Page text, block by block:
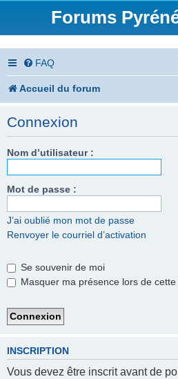
Forums
FAQ
Accueil du forum
Connexion
Nom d’utilisateur :
Mot de passe :
J’ai oublié mon mot de passe
Renvoyer le courriel d’activation
Se souvenir de moi
Masquer ma présence lors de cette
INSCRIPTION
Vous devez être inscrit avant de